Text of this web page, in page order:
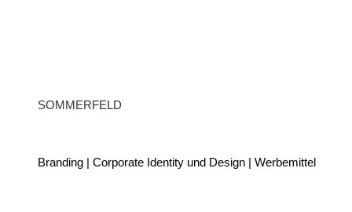
SOMMERFELD
Branding | Corporate Identity und Design | Werbemittel